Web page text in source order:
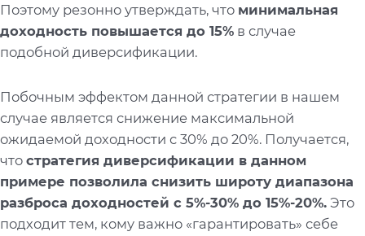
Поэтому резонно утверждать, что минимальная
доходность повышается до 15% в случае
подобной диверсификации.
Побочным эффектом данной стратегии в нашем
случае является снижение максимальной
ожидаемой доходности с 30% до 20%. Получается,
что стратегия диверсификации в данном
примере позволила снизить широту диапазона
разброса доходностей с 5%-30% до 15%-20%. Это
подходит тем, кому важно «гарантировать» себе